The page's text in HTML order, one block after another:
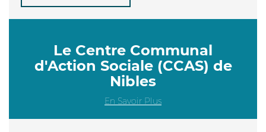
Le Centre Communal
d'Action Sociale (CCAS) de
Nibles
En Savoir Plus